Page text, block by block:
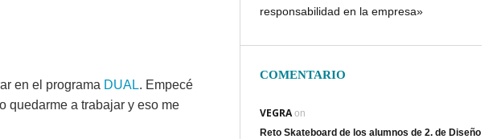
en el programa DUAL. Empecé
quedarme a trabajar y eso me
responsabilidad en la empresa»
COMENTARIO
VEGRAon
Reto Skateboard de los alumnos de 2. de Diseño en